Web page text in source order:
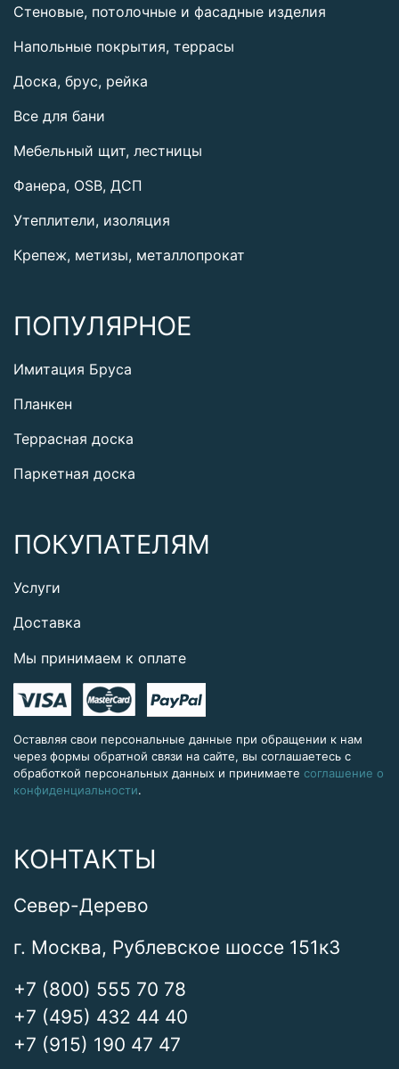
Стеновые, потолочные и фасадные изделия
Напольные покрытия, террасы
Доска, брус, рейка
Все для бани
Мебельный щит, лестницы
Фанера, OSB, ДСП
Утеплители, изоляция
Крепеж, метизы, металлопрокат
ПОПУЛЯРНОЕ
Имитация Бруса
Планкен
Террасная доска
Паркетная доска
ПОКУПАТЕЛЯМ
Услуги
Доставка
Мы принимаем к оплате
Оставляя свои персональные данные при обращении к нам
через формы обратной связи на сайте, вы соглашаетесь с
обработкой персональных данных и принимаете соглашение о
конфиденциальности.
КОНТАКТЫ
Север-Дерево
г. Москва, Рублевское шоссе 151к3
+7 (800) 555 70 78
+7 (495) 432 44 40
+7 (915) 190 47 47